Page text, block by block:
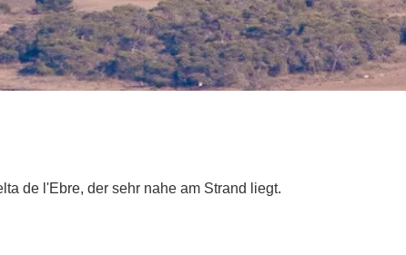
de l'Ebre, der sehr nahe am Strand liegt.